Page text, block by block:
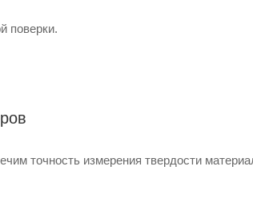
поверки.
точность измерения твердости